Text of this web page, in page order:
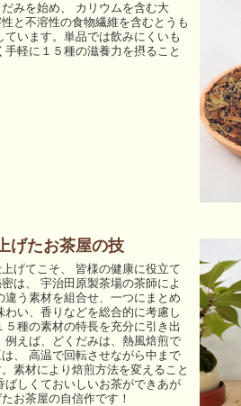
みを始め、 カリウムを含む大
と不溶性の食物繊維を含むとうも
います。単品では飲みにくいも
軽に１５種の滋養力を摂ること
げたお茶屋の技
げてこそ、 皆様の健康に役立て
は、 宇治田原製茶場の茶師によ
う素材を組合せ、一つにまとめ
い、香りなどを総合的に考慮し
種の素材の特長を充分に引き出
えば、どくだみは、熱風焙煎で
、 高温で回転させながら中まで
素材により焙煎方法を変えること
しくておいしいお茶ができあが
お茶屋の自信作です！